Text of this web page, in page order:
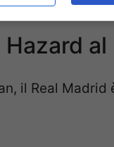
al
il Real Madrid